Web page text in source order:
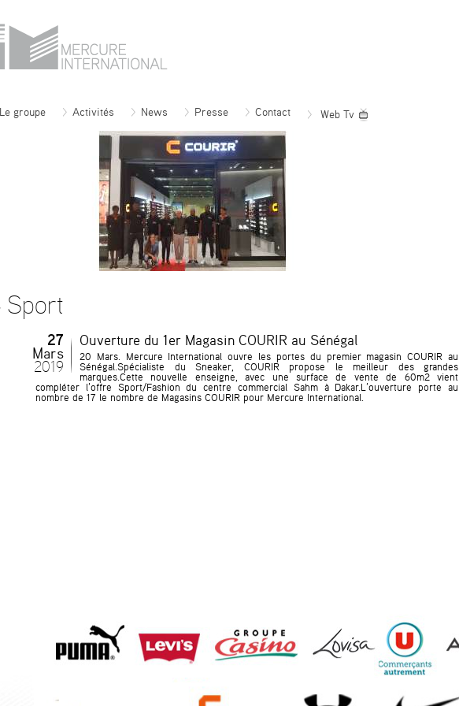
Le groupe Activités News Presse Contact Web Tv
Sport
27
Mars
2019
Ouverture du 1er Magasin COURIR au Sénégal
20 Mars. Mercure International ouvre les portes du premier magasin COURIR au
Sénégal.Spécialiste du Sneaker, COURIR propose le meilleur des grandes
marques.Cette nouvelle enseigne, avec une surface de vente de 60m2 vient
compléter l’offre Sport/Fashion du centre commercial Sahm à Dakar.L’ouverture porte au
nombre de 17 le nombre de Magasins COURIR pour Mercure International.